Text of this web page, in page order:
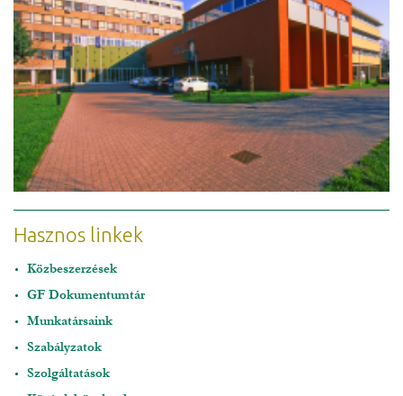
Hasznos linkek
Közbeszerzések
GF Dokumentumtár
Munkatársaink
Szabályzatok
Szolgáltatások